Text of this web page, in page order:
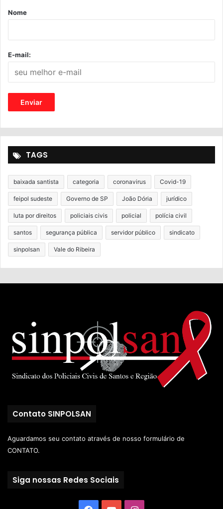
Nome
E-mail:
TAGS
baixada santista categoria coronavirus Covid-19
feipol sudeste Governo de SP João Dória jurídico
luta por direitos policiais civis policial polícia civil
santos segurança pública servidor público sindicato
sinpolsan Vale do Ribeira
Contato SINPOLSAN
Aguardamos seu contato através de nosso formulário de
CONTATO.
Siga nossas Redes Sociais